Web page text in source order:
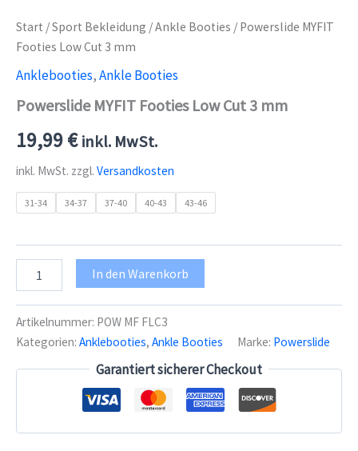
Start /Sport Bekleidung /Ankle Booties / Powerslide MYFIT
Footies Low Cut 3 mm
Anklebooties,Ankle Booties
Powerslide MYFIT Footies Low Cut 3 mm
19,99€ inkl. MwSt.
inkl. MwSt. zzgl. Versandkosten
31-34 34-37 37-40 40-43 43-46
MYFIT
Low
Cut
3
In den Warenkorb
Artikelnummer: POW MF FLC3
Kategorien: Anklebooties, Ankle Booties Marke: Powerslide
Garantiert sicherer Checkout